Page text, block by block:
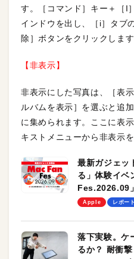
す。［コマンド］キー＋［I
インドウを出し、［i］タブ
除］ボタンをクリックします
【非表示】
非表示にした写真は、［表
ルバムを表示］を選ぶと追
に集められます。ここに表
キストメニューから非表示
最新ガジェッ
る」体験イベ
Fes.2026.09
します！
Apple レポート
落下実験。
るか？ 耐衝